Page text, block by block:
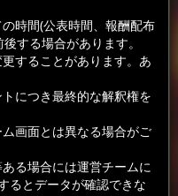
時間(公表時間、報酬配布
する場合があります。
することがあります。あ
につき最終的な解釈権を
画面とは異なる場合がご
る場合には運営チームに
るとデータが確認できな